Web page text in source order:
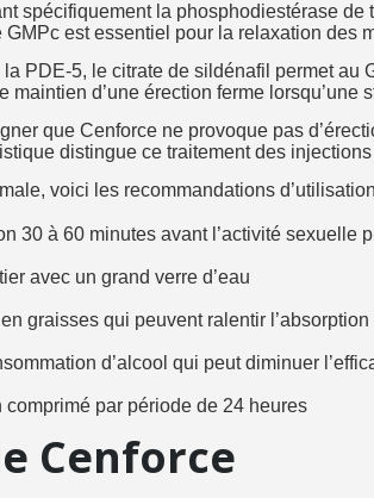
spécifiquement la phosphodiestérase
est essentiel pour la relaxation des
la PDE-5, le citrate de sildénafil permet
maintien d’une érection ferme lorsqu’une
que Cenforce ne provoque pas
distingue ce traitement des
voici les recommandations
30 à 60 minutes avant l’activité sexuelle
avec un grand verre d’eau
graisses qui peuvent ralentir
d’alcool qui peut diminuer
comprimé par période de 24 heures
Cenforce